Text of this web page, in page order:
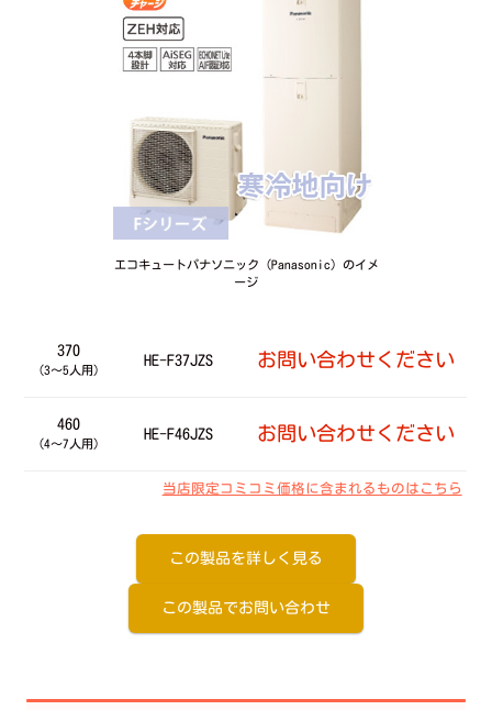
エコキュートパナソニック（Panasonic）のイメ
ージ
370
（3～5人用）
HE-F37JZS お問い合わせください
460
（4～7人用）
HE-F46JZS お問い合わせください
当店限定コミコミ価格に含まれるものはこちら
この製品を詳しく見る
この製品でお問い合わせ